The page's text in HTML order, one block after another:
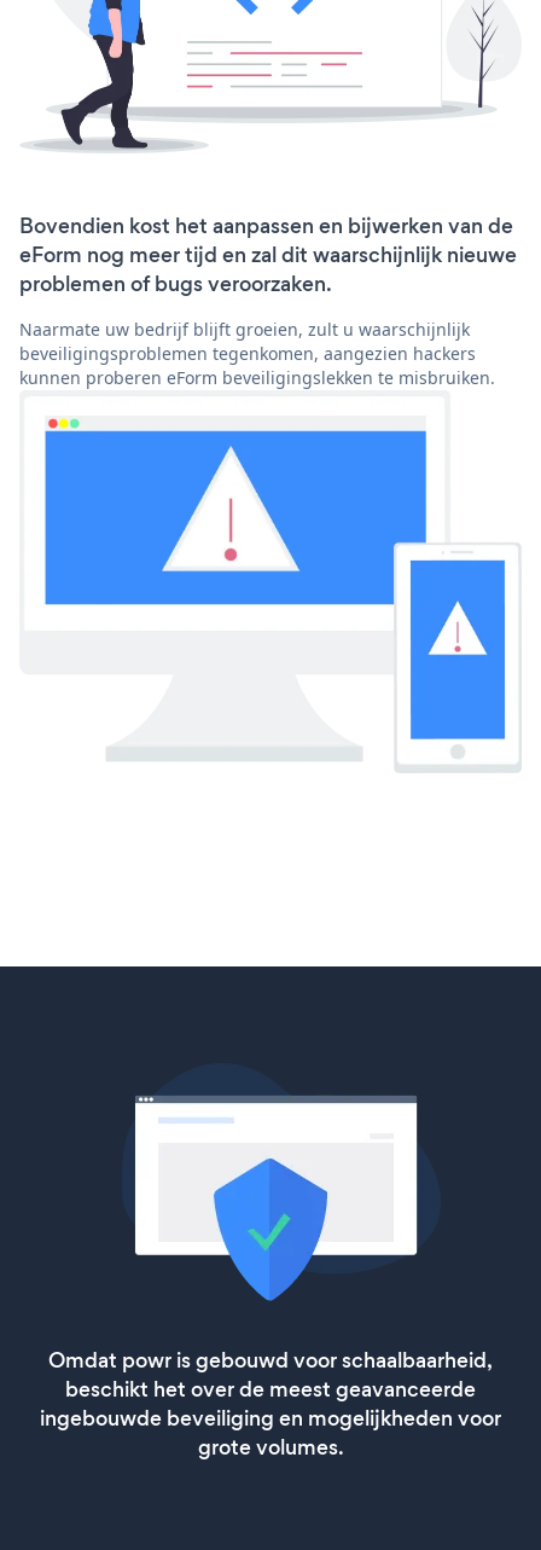
Bovendien kost het aanpassen en bijwerken van de
eForm nog meer tijd en zal dit waarschijnlijk nieuwe
problemen of bugs veroorzaken.
Naarmate uw bedrijf blijft groeien, zult u waarschijnlijk
beveiligingsproblemen tegenkomen, aangezien hackers
kunnen proberen eForm beveiligingslekken te misbruiken.
Omdat powr is gebouwd voor schaalbaarheid,
beschikt het over de meest geavanceerde
ingebouwde beveiliging en mogelijkheden voor
grote volumes.